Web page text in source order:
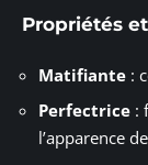
Propriétés
Matifiante :
Perfectrice :
l’apparence